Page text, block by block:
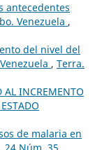
antecedentes
Venezuela ,
del nivel del
, Terra.
AL INCREMENTO
de malaria en